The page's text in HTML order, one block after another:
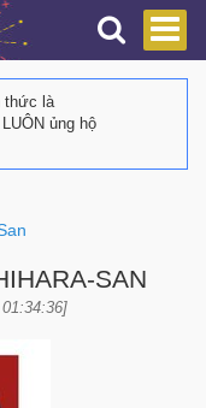
thức là
ủng hộ
SAN